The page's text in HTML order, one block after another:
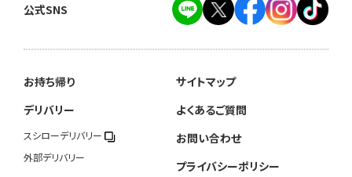
公式SNS
お持ち帰り
デリバリー
スシローデリバリー
外部デリバリー
サイトマップ
よくあるご質問
お問い合わせ
プライバシーポリシー